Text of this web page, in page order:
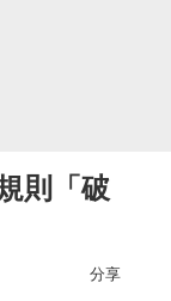
則「破
分享